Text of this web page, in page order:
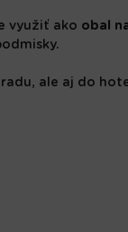
využiť ako obal
ale aj do